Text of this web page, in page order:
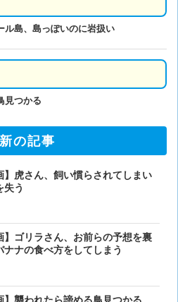
ル島、島っぽいのに岩扱い
見つかる
の記事
】虎さん、飼い慣らされてしまい
失う
】ゴリラさん、お前らの予想を裏
ナナの食べ方をしてしまう